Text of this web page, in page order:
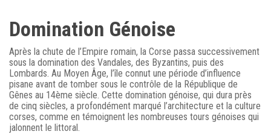
Domination Génoise
Après la chute de l’Empire romain, la Corse passa successivement
sous la domination des Vandales, des Byzantins, puis des
Lombards. Au Moyen Âge, l’île connut une période d’influence
pisane avant de tomber sous le contrôle de la République de
Gênes au 14ème siècle. Cette domination génoise, qui dura près
de cinq siècles, a profondément marqué l’architecture et la culture
corses, comme en témoignent les nombreuses tours génoises qui
jalonnent le littoral.